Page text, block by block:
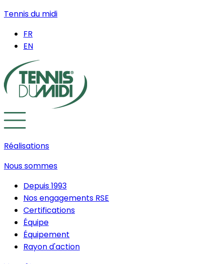
Tennis du midi
FR
EN
Réalisations
Nous sommes
Depuis 1993
Nos engagements RSE
Certifications
Équipe
Équipement
Rayon d'action